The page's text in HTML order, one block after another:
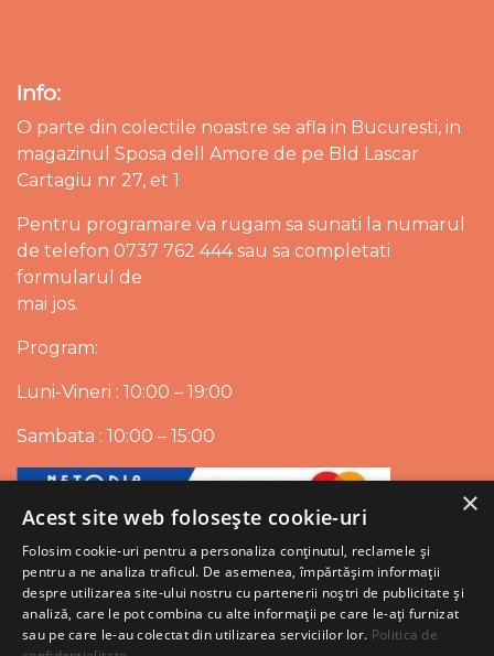
Info:
O parte din colectile noastre se afla in Bucuresti, in
magazinul Sposa dell Amore de pe Bld Lascar
Cartagiu nr 27, et 1
Pentru programare va rugam sa sunati la numarul
de telefon 0737 762 444 sau sa completati
formularul de
mai jos.
Program:
Luni-Vineri : 10:00 – 19:00
Sambata : 10:00 – 15:00
×
Acest site web folosește cookie-uri
Folosim cookie-uri pentru a personaliza conținutul, reclamele și
pentru a ne analiza traficul. De asemenea, împărtășim informații
despre utilizarea site-ului nostru cu partenerii noștri de publicitate și
analiză, care le pot combina cu alte informații pe care le-ați furnizat
sau pe care le-au colectat din utilizarea serviciilor lor. Politica de